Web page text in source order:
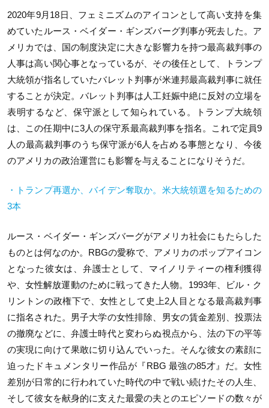
2020年9月18日、フェミニズムのアイコンとして高い支持を集
めていたルース・ベイダー・ギンズバーグ判事が死去した。ア
メリカでは、国の制度決定に大きな影響力を持つ最高裁判事の
人事は高い関心事となっているが、その後任として、トランプ
大統領が指名していたバレット判事が米連邦最高裁判事に就任
することが決定。バレット判事は人工妊娠中絶に反対の立場を
表明するなど、保守派として知られている。トランプ大統領
は、この任期中に3人の保守系最高裁判事を指名。これで定員9
人の最高裁判事のうち保守派が6人を占める事態となり、今後
のアメリカの政治運営にも影響を与えることになりそうだ。
・トランプ再選か、バイデン奪取か。米大統領選を知るための
3本
ルース・ベイダー・ギンズバーグがアメリカ社会にもたらした
ものとは何なのか。RBGの愛称で、アメリカのポップアイコン
となった彼女は、弁護士として、マイノリティーの権利獲得
や、女性解放運動のために戦ってきた人物。1993年、ビル・ク
リントンの政権下で、女性として史上2人目となる最高裁判事
に指名された。男子大学の女性排除、男女の賃金差別、投票法
の撤廃などに、弁護士時代と変わらぬ視点から、法の下の平等
の実現に向けて果敢に切り込んでいった。そんな彼女の素顔に
迫ったドキュメンタリー作品が『RBG 最強の85才』だ。女性
差別が日常的に行われていた時代の中で戦い続けたその人生、
そして彼女を献身的に支えた最愛の夫とのエピソードの数々が